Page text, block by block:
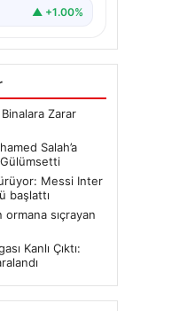
▲ +1.00%
Zarar
Salah’a
Gülümsetti
Messi Inter
başlattı
ormana sıçrayan
Kanlı Çıktı: